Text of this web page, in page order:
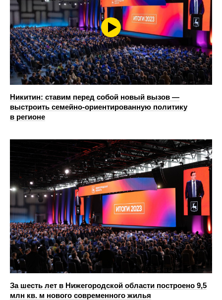
Никитин: ставим перед собой новый вызов —
выстроить семейно-ориентированную политику
в регионе
За шесть лет в Нижегородской области построено 9,5
млн кв. м нового современного жилья